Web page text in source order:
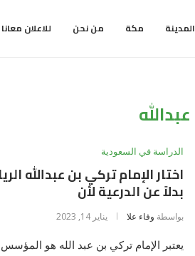
المدينة مكة من نحن للاعلان معانا
عبدالله
الدراسة في السعودية
اختار الإمام تركي بن عبدالله
بدلاً عن الدرعية لأن
بواسطة وفاء علا يناير 14, 2023
يعتبر الإمام تركي بن عبد الله هو المؤسس